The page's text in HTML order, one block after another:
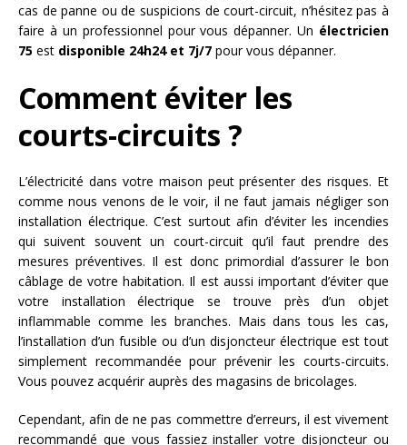
cas de panne ou de suspicions de court-circuit, n’hésitez pas à
faire à un professionnel pour vous dépanner. Un électricien
75 est disponible 24h24 et 7j/7 pour vous dépanner.
Comment éviter les
courts-circuits ?
L’électricité dans votre maison peut présenter des risques. Et
comme nous venons de le voir, il ne faut jamais négliger son
installation électrique. C’est surtout afin d’éviter les incendies
qui suivent souvent un court-circuit qu’il faut prendre des
mesures préventives. Il est donc primordial d’assurer le bon
câblage de votre habitation. Il est aussi important d’éviter que
votre installation électrique se trouve près d’un objet
inflammable comme les branches. Mais dans tous les cas,
l’installation d’un fusible ou d’un disjoncteur électrique est tout
simplement recommandée pour prévenir les courts-circuits.
Vous pouvez acquérir auprès des magasins de bricolages.
Cependant, afin de ne pas commettre d’erreurs, il est vivement
recommandé que vous fassiez installer votre disjoncteur ou